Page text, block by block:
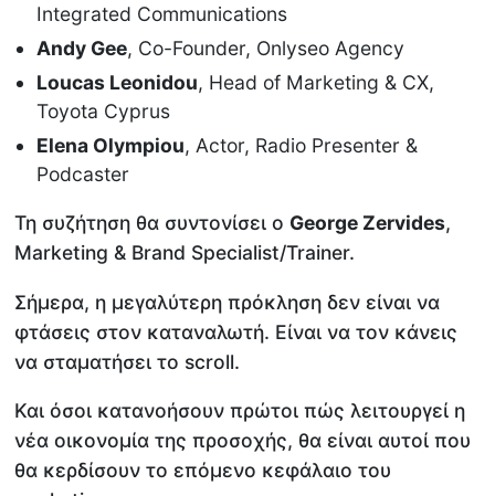
Integrated Communications
Andy Gee, Co-Founder, Onlyseo Agency
Loucas Leonidou, Head of Marketing & CX,
Toyota Cyprus
Elena Olympiou, Actor, Radio Presenter &
Podcaster
Τη συζήτηση θα συντονίσει ο George Zervides,
Marketing & Brand Specialist/Trainer.
Σήμερα, η μεγαλύτερη πρόκληση δεν είναι να
φτάσεις στον καταναλωτή. Είναι να τον κάνεις
να σταματήσει το scroll.
Και όσοι κατανοήσουν πρώτοι πώς λειτουργεί η
νέα οικονομία της προσοχής, θα είναι αυτοί που
θα κερδίσουν το επόμενο κεφάλαιο του